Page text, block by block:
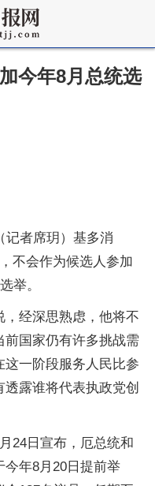
今年8月总统选
记者席玥）基多消
不会作为候选人参加
举。
经深思熟虑，他将不
国家仍有许多挑战需
一阶段服务人民比参
露谁将代表执政党创
24日宣布，厄总统和
今年8月20日提前举